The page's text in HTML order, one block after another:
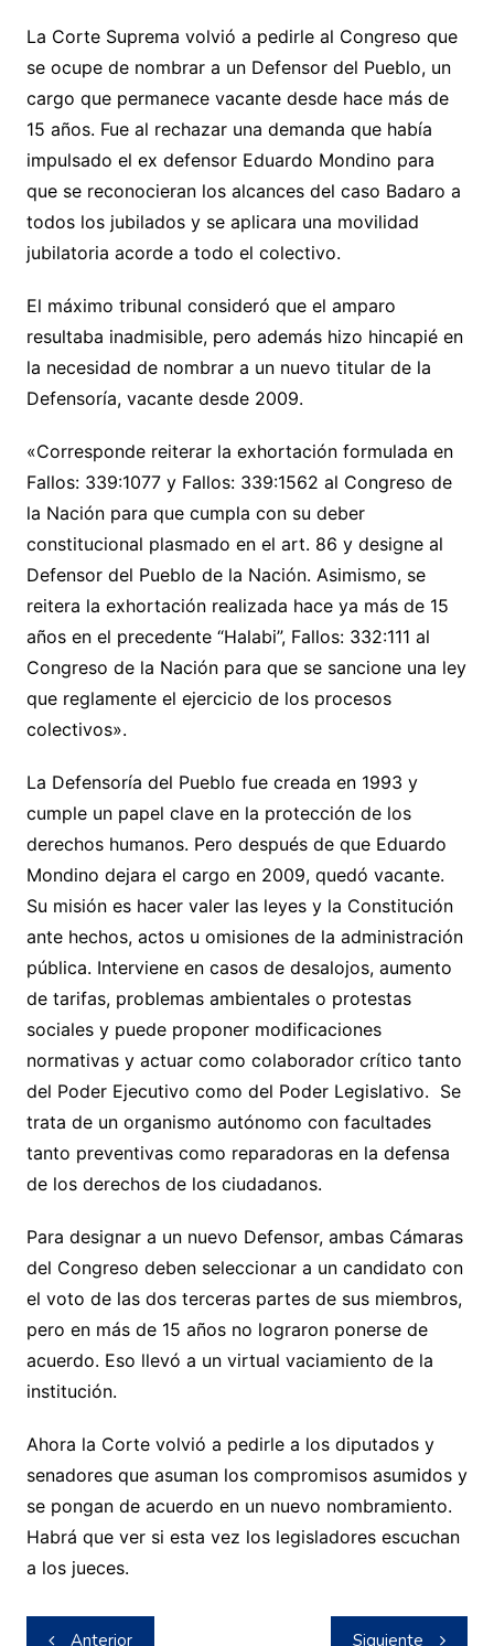
La Corte Suprema volvió a pedirle al Congreso que
se ocupe de nombrar a un Defensor del Pueblo, un
cargo que permanece vacante desde hace más de
15 años. Fue al rechazar una demanda que había
impulsado el ex defensor Eduardo Mondino para
que se reconocieran los alcances del caso Badaro a
todos los jubilados y se aplicara una movilidad
jubilatoria acorde a todo el colectivo.
El máximo tribunal consideró que el amparo
resultaba inadmisible, pero además hizo hincapié en
la necesidad de nombrar a un nuevo titular de la
Defensoría, vacante desde 2009.
«Corresponde reiterar la exhortación formulada en
Fallos: 339:1077 y Fallos: 339:1562 al Congreso de
la Nación para que cumpla con su deber
constitucional plasmado en el art. 86 y designe al
Defensor del Pueblo de la Nación. Asimismo, se
reitera la exhortación realizada hace ya más de 15
años en el precedente “Halabi”, Fallos: 332:111 al
Congreso de la Nación para que se sancione una ley
que reglamente el ejercicio de los procesos
colectivos».
La Defensoría del Pueblo fue creada en 1993 y
cumple un papel clave en la protección de los
derechos humanos. Pero después de que Eduardo
Mondino dejara el cargo en 2009, quedó vacante.
Su misión es hacer valer las leyes y la Constitución
ante hechos, actos u omisiones de la administración
pública. Interviene en casos de desalojos, aumento
de tarifas, problemas ambientales o protestas
sociales y puede proponer modificaciones
normativas y actuar como colaborador crítico tanto
del Poder Ejecutivo como del Poder Legislativo. Se
trata de un organismo autónomo con facultades
tanto preventivas como reparadoras en la defensa
de los derechos de los ciudadanos.
Para designar a un nuevo Defensor, ambas Cámaras
del Congreso deben seleccionar a un candidato con
el voto de las dos terceras partes de sus miembros,
pero en más de 15 años no lograron ponerse de
acuerdo. Eso llevó a un virtual vaciamiento de la
institución.
Ahora la Corte volvió a pedirle a los diputados y
senadores que asuman los compromisos asumidos y
se pongan de acuerdo en un nuevo nombramiento.
Habrá que ver si esta vez los legisladores escuchan
a los jueces.
Navegación
Anterior Siguiente